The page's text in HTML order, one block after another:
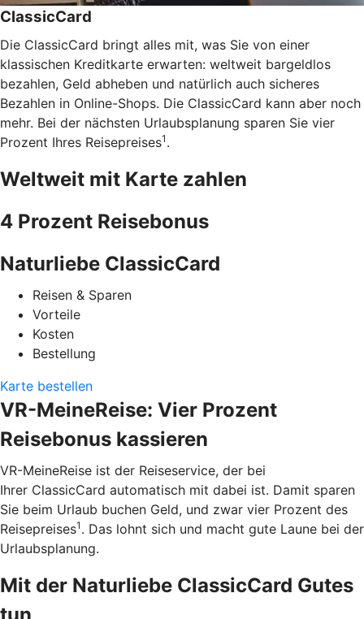
ClassicCard
Die ClassicCard bringt alles mit, was Sie von einer
klassischen Kreditkarte erwarten: weltweit bargeldlos
bezahlen, Geld abheben und natürlich auch sicheres
Bezahlen in Online-Shops. Die ClassicCard kann aber noch
mehr. Bei der nächsten Urlaubsplanung sparen Sie vier
Prozent Ihres Reisepreises1 .
Weltweit mit Karte zahlen
4 Prozent Reisebonus
Naturliebe ClassicCard
Reisen & Sparen
Vorteile
Kosten
Bestellung
Karte bestellen
VR-MeineReise: Vier Prozent
Reisebonus kassieren
VR-MeineReise ist der Reiseservice, der bei
Ihrer ClassicCard automatisch mit dabei ist. Damit sparen
Sie beim Urlaub buchen Geld, und zwar vier Prozent des
Reisepreises1 . Das lohnt sich und macht gute Laune bei der
Urlaubsplanung.
Mit der Naturliebe ClassicCard Gutes
tun